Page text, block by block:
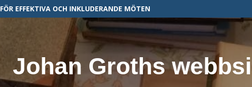
EFFEKTIVA OCH INKLUDERANDE MÖTEN
Johan Groths